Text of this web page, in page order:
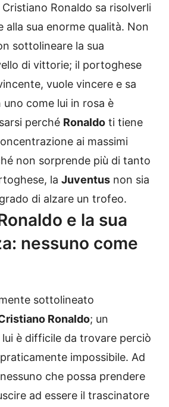
Ronaldo sa risolverli
alla sua enorme qualità. Non
sottolineare la sua
di vittorie; il portoghese
vuole vincere e sa
come lui in rosa è
perché Ronaldo ti tiene
ai massimi
non sorprende più di tanto
la Juventus non sia
di alzare un trofeo.
e la sua
nessuno come
sottolineato
Ronaldo; un
è difficile da trovare perciò
impossibile. Ad
che possa prendere
ad essere il trascinatore